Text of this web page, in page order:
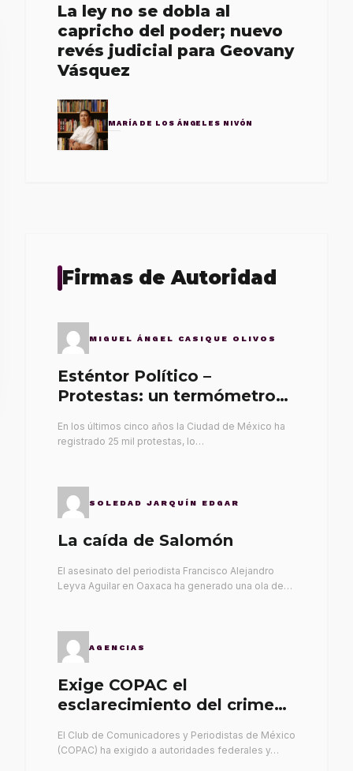
La ley no se dobla al
capricho del poder; nuevo
revés judicial para Geovany
Vásquez
MARÍA DE LOS ÁNGELES NIVÓN
Firmas de Autoridad
MIGUEL ÁNGEL CASIQUE OLIVOS
Esténtor Político –
Protestas: un termómetro
En los últimos cinco años la Ciudad de México ha
registrado 25 mil protestas, lo…
SOLEDAD JARQUÍN EDGAR
La caída de Salomón
El asesinato del periodista Francisco Alejandro
Leyva Aguilar en Oaxaca ha generado una ola de…
AGENCIAS
Exige COPAC el
esclarecimiento del crimen
El Club de Comunicadores y Periodistas de México
(COPAC) ha exigido a autoridades federales y…